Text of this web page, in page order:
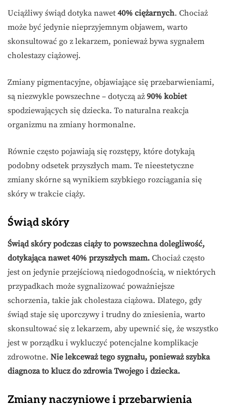
Uciążliwy świąd dotyka nawet 40% ciężarnych. Chociaż
może być jedynie nieprzyjemnym objawem, warto
skonsultować go z lekarzem, ponieważ bywa sygnałem
cholestazy ciążowej.
Zmiany pigmentacyjne, objawiające się przebarwieniami,
są niezwykle powszechne – dotyczą aż 90% kobiet
spodziewających się dziecka. To naturalna reakcja
organizmu na zmiany hormonalne.
Równie często pojawiają się rozstępy, które dotykają
podobny odsetek przyszłych mam. Te nieestetyczne
zmiany skórne są wynikiem szybkiego rozciągania się
skóry w trakcie ciąży.
Świąd skóry
Świąd skóry podczas ciąży to powszechna dolegliwość,
dotykająca nawet 40% przyszłych mam. Chociaż często
jest on jedynie przejściową niedogodnością, w niektórych
przypadkach może sygnalizować poważniejsze
schorzenia, takie jak cholestaza ciążowa. Dlatego, gdy
świąd staje się uporczywy i trudny do zniesienia, warto
skonsultować się z lekarzem, aby upewnić się, że wszystko
jest w porządku i wykluczyć potencjalne komplikacje
zdrowotne. Nie lekceważ tego sygnału, ponieważ szybka
diagnoza to klucz do zdrowia Twojego i dziecka.
Zmiany naczyniowe i przebarwienia